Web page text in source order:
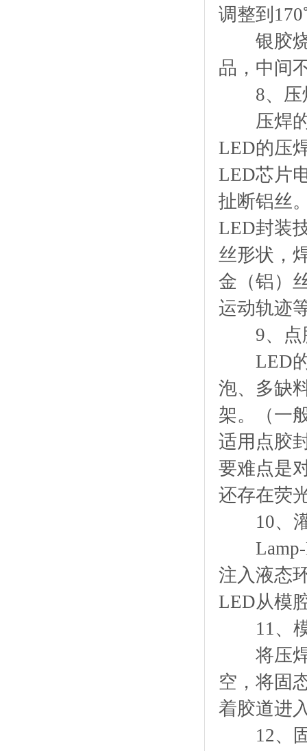
调整到
银胶烧
品，中间
8、压
压焊的
LED的压
LED芯片
扯断铝丝
LED封装
丝形状，
金（铝）
运动轨迹
9、点
LED的
泡、多缺
架。（一
适用点胶
要难点是
还存在荧
10、灌
Lamp-
注入液态
LED从模
11、模
将压焊
空，将固
着胶道进
12、固